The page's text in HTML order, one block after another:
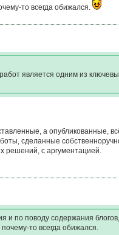
то всегда обижался.
является одним из
а опубликованные,
сделанные
решений, с аргументацией.
и по поводу содержания
то всегда обижался.